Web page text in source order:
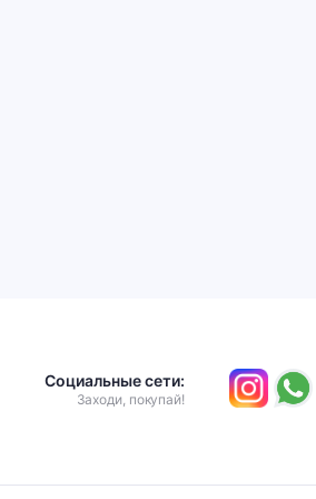
Социальные сети:
Заходи, покупай!